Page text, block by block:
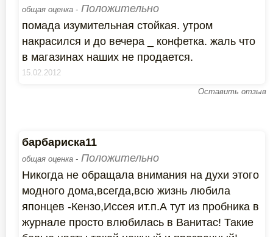
общая оценка - Положительно
помада изумительная стойкая. утром
накрасился и до вечера _ конфетка. жаль что
в магазинах наших не продается.
15.02.2012
Оставить отзыв
барбариска11
общая оценка - Положительно
Никогда не обращала внимания на духи этого
модного дома,всегда,всю жизнь любила
японцев -Кензо,Иссея ит.п.А тут из пробника в
журнале просто влюбилась в Ванитас! Такие